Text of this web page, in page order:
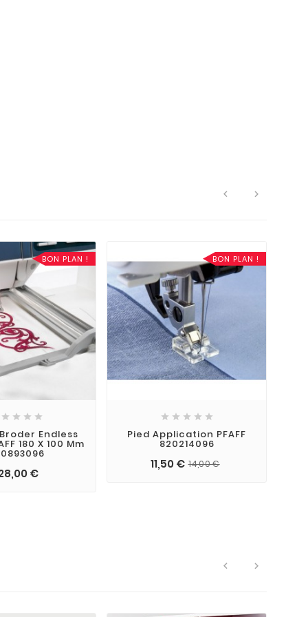
 
BON PLAN !
   
Endless
180 X 100 Mm
€
BON PLAN !
    
Pied Application PFAFF
820214096
11,50 € 14,00 €
 